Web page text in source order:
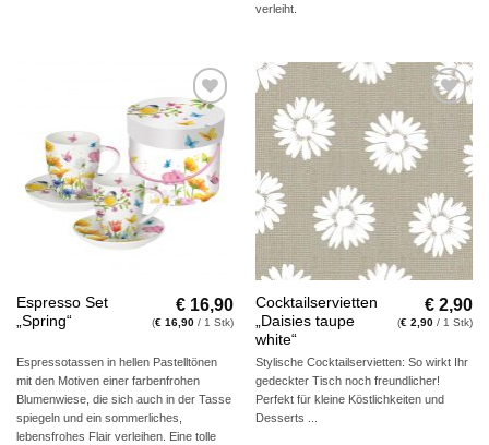
verleiht.
Auf die
Wunschliste
Espresso Set
„Spring“
€ 16,90
(€ 16,90 / 1 Stk)
Espressotassen in hellen Pastelltönen
mit den Motiven einer farbenfrohen
Blumenwiese, die sich auch in der Tasse
spiegeln und ein sommerliches,
lebensfrohes Flair verleihen. Eine tolle
Auf die
Wunschliste
Cocktailservietten
„Daisies taupe
white“
€ 2,90
(€ 2,90 / 1 Stk)
Stylische Cocktailservietten: So wirkt Ihr
gedeckter Tisch noch freundlicher!
Perfekt für kleine Köstlichkeiten und
Desserts ...